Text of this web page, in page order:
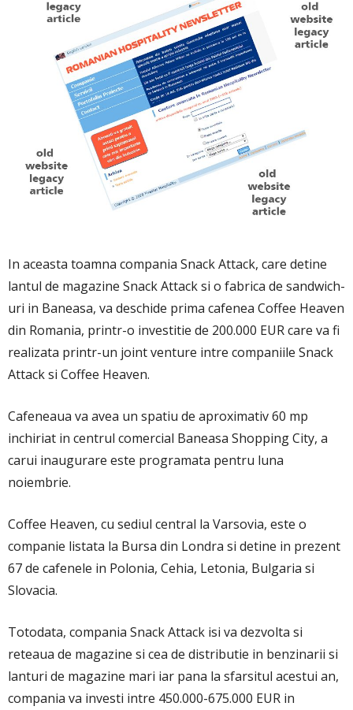
In aceasta toamna compania Snack Attack, care detine
lantul de magazine Snack Attack si o fabrica de sandwich-
uri in Baneasa, va deschide prima cafenea Coffee Heaven
din Romania, printr-o investitie de 200.000 EUR care va fi
realizata printr-un joint venture intre companiile Snack
Attack si Coffee Heaven.
Cafeneaua va avea un spatiu de aproximativ 60 mp
inchiriat in centrul comercial Baneasa Shopping City, a
carui inaugurare este programata pentru luna
noiembrie.
Coffee Heaven, cu sediul central la Varsovia, este o
companie listata la Bursa din Londra si detine in prezent
67 de cafenele in Polonia, Cehia, Letonia, Bulgaria si
Slovacia.
Totodata, compania Snack Attack isi va dezvolta si
reteaua de magazine si cea de distributie in benzinarii si
lanturi de magazine mari iar pana la sfarsitul acestui an,
compania va investi intre 450.000-675.000 EUR in